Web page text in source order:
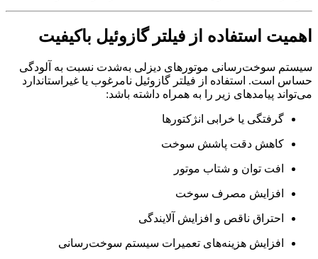
اهمیت استفاده از فیلتر گازوئیل باکیفیت
سیستم سوخت‌رسانی موتورهای دیزلی به‌شدت نسبت به آلودگی
حساس است. استفاده از فیلتر گازوئیل نامرغوب یا غیراستاندارد
می‌تواند پیامدهای زیر را به همراه داشته باشد:
گرفتگی یا خرابی انژکتورها
کاهش دقت پاشش سوخت
افت توان و شتاب موتور
افزایش مصرف سوخت
احتراق ناقص و افزایش آلایندگی
افزایش هزینه‌های تعمیرات سیستم سوخت‌رسانی